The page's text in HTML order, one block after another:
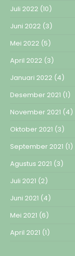
Juli 2022 (10)
Juni 2022 (3)
Mei 2022 (5)
April 2022 (3)
Januari 2022 (4)
Desember 2021 (1)
November 2021 (4)
Oktober 2021 (3)
September 2021 (1)
Agustus 2021 (3)
Juli 2021 (2)
Juni 2021 (4)
Mei 2021 (6)
April 2021 (1)